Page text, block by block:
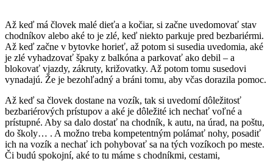
Až keď má človek malé dieťa a kočiar, si začne uvedomovať stav
chodníkov alebo aké to je zlé, keď niekto parkuje pred bezbariérmi.
Až keď začne v bytovke horieť, až potom si susedia uvedomia, aké
je zlé vyhadzovať špaky z balkóna a parkovať ako debil – a
blokovať vjazdy, zákruty, križovatky. Až potom tomu susedovi
vynadajú. Že je bezohľadný a bráni tomu, aby včas dorazila pomoc.
Až keď sa človek dostane na vozík, tak si uvedomí dôležitosť
bezbariérových prístupov a aké je dôležité ich nechať voľné a
prístupné. Aby sa dalo dostať na chodník, k autu, na úrad, na poštu,
do školy… . A možno treba kompetentným polámať nohy, posadiť
ich na vozík a nechať ich pohybovať sa na tých vozíkoch po meste.
Či budú spokojní, aké to tu máme s chodníkmi, cestami,